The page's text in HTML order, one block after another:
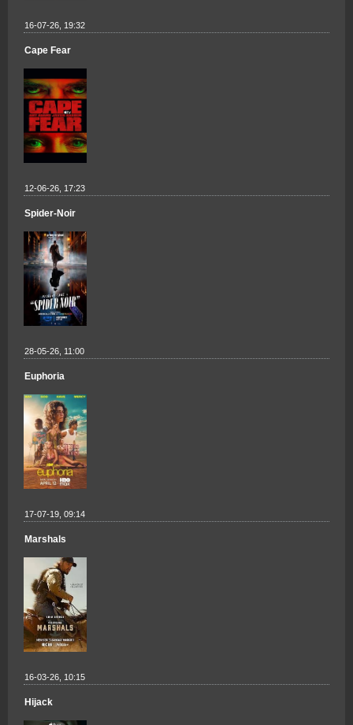
16-07-26, 19:32
Cape Fear
12-06-26, 17:23
Spider-Noir
28-05-26, 11:00
Euphoria
17-07-19, 09:14
Marshals
16-03-26, 10:15
Hijack